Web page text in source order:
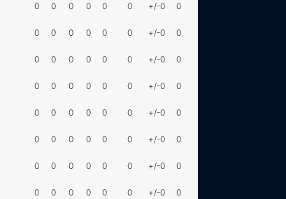
0 0 0 0 0 0 +/-0 0
0 0 0 0 0 0 +/-0 0
0 0 0 0 0 0 +/-0 0
0 0 0 0 0 0 +/-0 0
0 0 0 0 0 0 +/-0 0
0 0 0 0 0 0 +/-0 0
0 0 0 0 0 0 +/-0 0
0 0 0 0 0 0 +/-0 0